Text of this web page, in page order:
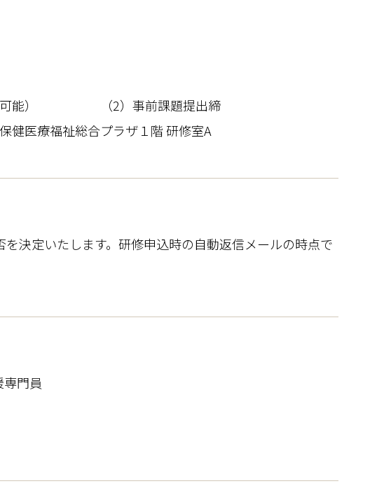
視聴可能） （2）事前課題提出締
祉総合プラザ１階 研修室A
決定いたします。研修申込時の自動返信メールの時点で
専門員